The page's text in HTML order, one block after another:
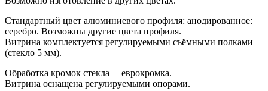
Стандартный цвет алюминиевого профиля: анодированное:
серебро. Возможны другие цвета профиля.
Витрина комплектуется регулируемыми съёмными полками
(стекло 5 мм).
Обработка кромок стекла – еврокромка.
Витрина оснащена регулируемыми опорами.